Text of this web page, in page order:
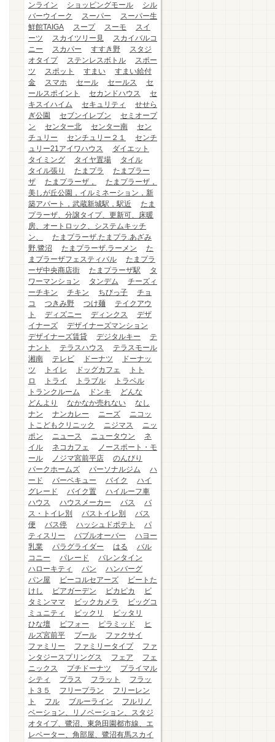
ンライン
ショッピングモール
シル
バーウイーク
スーパー
スーパー生
鮮館TAIGA
スープ スーモ
スイ
ーツ
スカイツリー見
スカイバルコ
ニー
スカパー すすき野
スタジ
オタイプ
ステンレスボトル
スポー
ツ
スポット すまい
すまい給付
金
スマホ セール セールス
セ
ールスポイント
セカンドハウス
セ
キスイハイム
セキュリティ
せせら
ぎ公園
セブンイレブン
セミオープ
ン
センター北 センター南
セン
チュリー
センチュリー２１
センチ
ュリー21アイワハウス
ダイエット
タイミング
タイヤ置場
タイル
タイル張り
たまプラ
たまプラー
ザ
たまプラーザ，
たまプラーザ，
美しが丘公園，イルミネーション，新
築アパート，武蔵新城駅，駅近
たま
プラーザ、分譲タイプ、更新可、床暖
房、オートロック、システムキッチ
ン、
たまプラーザ.たまプラ.あざみ
野.鷺沼
たまプラーザ.ラーメン
た
まプラーザフェスティバル
たまプラ
ーザ中央商店街
たまプラーザ駅
タ
ワーマンション
タンデム
チーズィ
ーチキン
チキン ちびっ子
チョ
コ
つきみ野 つけ麺
テイクアウ
ト
ディズニー ディンクス
デザ
イナーズ
デザイナーズマンション
デザイナーズ賃貸
デジタルキー
テ
ナント
テラスハウス
テラスモール
湘南
テレビ ドーナツ
ドーナッ
ツ
トイレ ドッグカフェ
トト
ロ
トライ トラブル
トラベル
トランクルーム
ドンキ
どんな
どんより
なかなか売れない
なし
ナン
ナンカレー ニーズ
ニコッ
トこどもクリニック
ニジマス
ニッ
ポン
ニュース ニュータウン
ネ
イル
ネコカフェ
ノースポート・モ
ール
ノジマ宮前平店
のんびり
パークホームズ
パーソナルジム
ハ
ード
バーベキュー バイク
ハイ
グレード
バイク置
ハイルーフ車
ハウス
ハウスメーカー バス
バ
ス・トイレ別
バストイレ別
バス
便
バス停 ハッシュドポテト
パ
ティスリー
バブルオーバー
ハヨー
乳業
パラグライダー はる
バル
コニー
パレード
バレンタイン
ハローキティ
パン
ハンバーグ
パン屋
ビーコルセアーズ
ビートた
けし
ビアガーデン ピカピカ
ビ
タミンママ
ビックカメラ
ビッグコ
ミュニティ
ビックリ
ピッタリ
ひな壇
ビフォー ピラミッド
ヒ
ルズ宮前平
プール
ファクサイ
ファミリー
ファミリータイプ
ファ
ンタジースプリングス
フェア
フェ
ニックス
プチドーナツ
プライマル
シティ
プラス フラット
フラッ
ト３５
フリープラン
フリーレン
ト
フル ブルーライン
フルリノ
ベーション、リノベーション、スタジ
オタイプ、鷺沼、東急田園都市線、エ
レベーター、角部屋、鷺沼有馬スカイ